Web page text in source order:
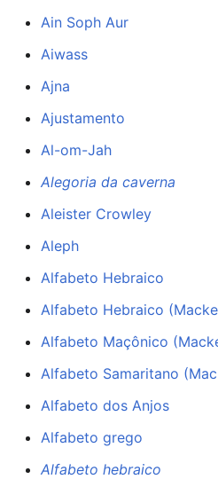
Ain Soph Aur
Aiwass
Ajna
Ajustamento
Al-om-Jah
Alegoria da caverna
Aleister Crowley
Aleph
Alfabeto Hebraico
Alfabeto Hebraico
Alfabeto Maçônico
Alfabeto Samaritano
Alfabeto dos Anjos
Alfabeto grego
Alfabeto hebraico